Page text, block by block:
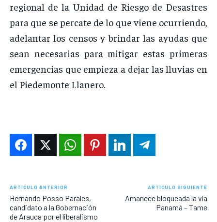
regional de la Unidad de Riesgo de Desastres
para que se percate de lo que viene ocurriendo,
adelantar los censos y brindar las ayudas que
sean necesarias para mitigar estas primeras
emergencias que empieza a dejar las lluvias en
el Piedemonte Llanero.
ARTÍCULO ANTERIOR
Hernando Posso Parales,
candidato a la Gobernación
de Arauca por el liberalismo
ARTÍCULO SIGUIENTE
Amanece bloqueada la vía
Panamá – Tame